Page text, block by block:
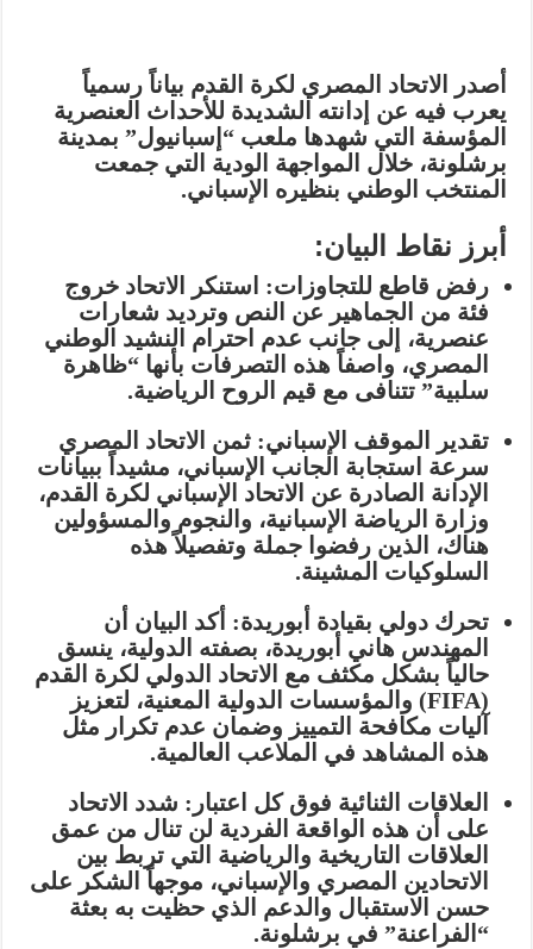
أصدر الاتحاد المصري لكرة القدم بياناً رسمياً
يعرب فيه عن إدانته الشديدة للأحداث العنصرية
المؤسفة التي شهدها ملعب “إسبانيول” بمدينة
برشلونة، خلال المواجهة الودية التي جمعت
المنتخب الوطني بنظيره الإسباني.
أبرز نقاط البيان:
رفض قاطع للتجاوزات: استنكر الاتحاد خروج
فئة من الجماهير عن النص وترديد شعارات
عنصرية، إلى جانب عدم احترام النشيد الوطني
المصري، واصفاً هذه التصرفات بأنها “ظاهرة
سلبية” تتنافى مع قيم الروح الرياضية.
تقدير الموقف الإسباني: ثمن الاتحاد المصري
سرعة استجابة الجانب الإسباني، مشيداً ببيانات
الإدانة الصادرة عن الاتحاد الإسباني لكرة القدم،
وزارة الرياضة الإسبانية، والنجوم والمسؤولين
هناك، الذين رفضوا جملة وتفصيلاً هذه
السلوكيات المشينة.
تحرك دولي بقيادة أبوريدة: أكد البيان أن
المهندس هاني أبوريدة، بصفته الدولية، ينسق
حالياً بشكل مكثف مع الاتحاد الدولي لكرة القدم
(FIFA) والمؤسسات الدولية المعنية، لتعزيز
آليات مكافحة التمييز وضمان عدم تكرار مثل
هذه المشاهد في الملاعب العالمية.
العلاقات الثنائية فوق كل اعتبار: شدد الاتحاد
على أن هذه الواقعة الفردية لن تنال من عمق
العلاقات التاريخية والرياضية التي تربط بين
الاتحادين المصري والإسباني، موجهاً الشكر على
حسن الاستقبال والدعم الذي حظيت به بعثة
“الفراعنة” في برشلونة.